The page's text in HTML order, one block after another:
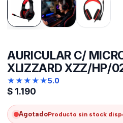
AURICULAR C/
XLIZZARD XZZ/HP/
★★★★★5.0
$ 1.190
AgotadoProducto sin stock